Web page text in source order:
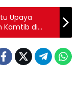
Upaya
Kamtib di